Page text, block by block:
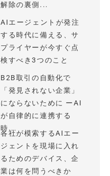
解除の裏側...
AIエージェントが発注
する時代に備える、サ
プライヤーが今すぐ点
検すべき3つのこと
B2B取引の自動化で
「発見されない企業」
にならないために ーAI
が自律的に連携する
時...
各社が模索するAIエー
ジェントを現場に入れ
るためのデバイス、企
業は何を問うべきか